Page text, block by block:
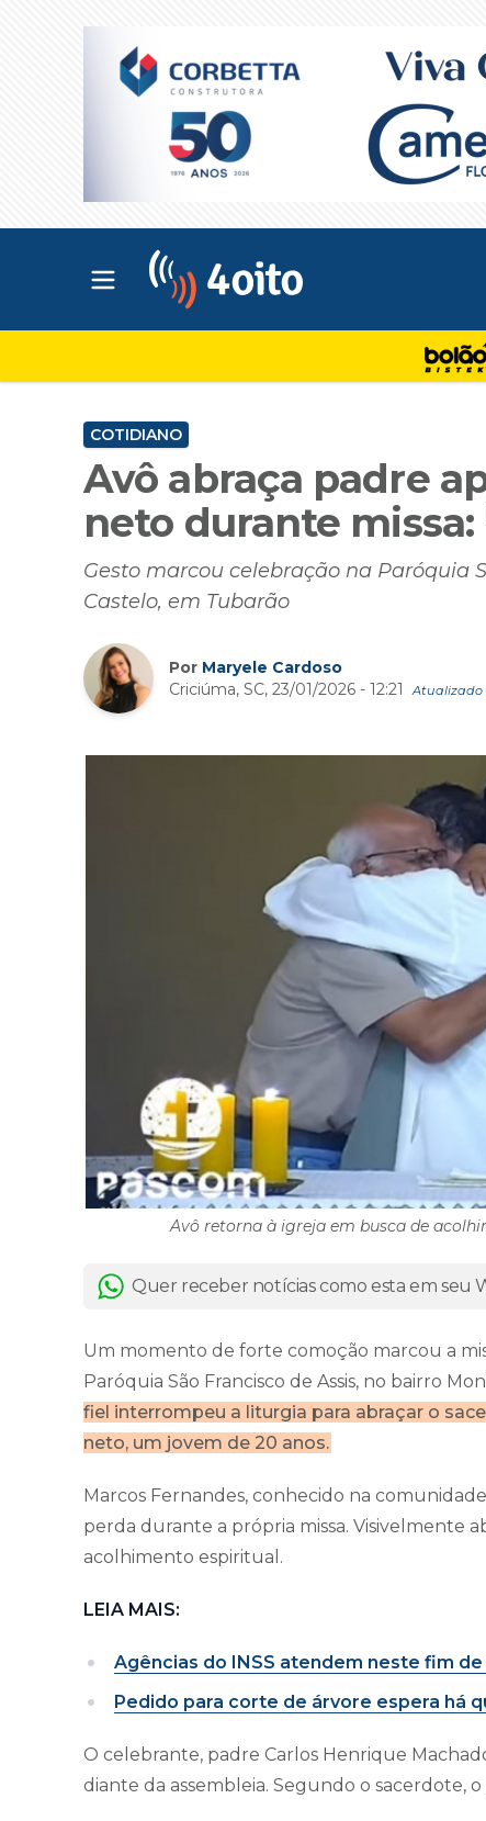
Abrir menu principal
COTIDIANO
Avô abraça padre
neto durante
Gesto marcou celebração na Paróquia
Castelo, em Tubarão
Por Maryele Cardoso
Criciúma, SC, 23/01/2026 - 12:21
Atualizado
Avô retorna à igreja em busca de
Quer receber notícias como esta em seu
Um momento de forte comoção marcou a
Paróquia São Francisco de Assis, no bairro
fiel interrompeu a liturgia para abraçar o
neto, um jovem de 20 anos.
Marcos Fernandes, conhecido na
perda durante a própria missa. Visivelmente
acolhimento espiritual.
LEIA MAIS:
Agências do INSS atendem neste fim
Pedido para corte de árvore espera há
O celebrante, padre Carlos Henrique
diante da assembleia. Segundo o sacerdote,